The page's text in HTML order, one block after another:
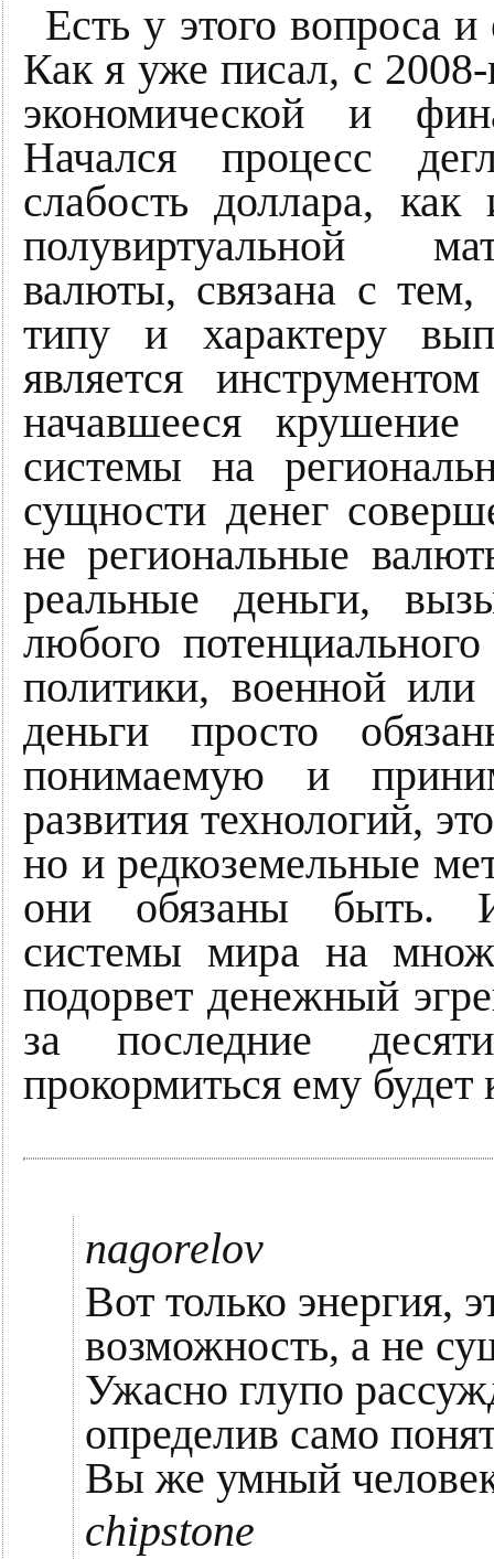
Есть у этого вопроса
Как я уже писал, с 2008-
экономической и
Начался процесс
слабость доллара,
полувиртуальной
валюты, связана с
типу и характеру
является
начавшееся
системы на
сущности денег
не региональные
реальные деньги,
любого потенциального
политики, военной
деньги просто
понимаемую и
развития технологий,
но и редкоземельные
они обязаны быть.
системы мира на
подорвет денежный
за последние
прокормиться ему
nagorelov
Вот только энергия,
возможность, а не
Ужасно глупо
определив само
Вы же умный
chipstone